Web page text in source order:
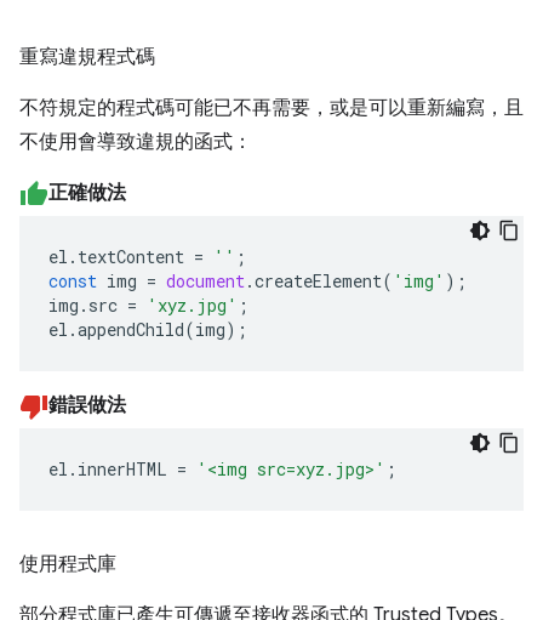
重寫違規程式碼
不符規定的程式碼可能已不再需要，或是可以重新編寫，且
不使用會導致違規的函式：
正確做法
el . textContent = '' ;
const img = document .createElement( 'img' );
img . src = 'xyz.jpg' ;
el .appendChild(img);
錯誤做法
el . innerHTML = '<img src=xyz.jpg>' ;
使用程式庫
部分程式庫已產生可傳遞至接收器函式的 Trusted Types。